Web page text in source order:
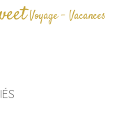
Voyage - Vacances